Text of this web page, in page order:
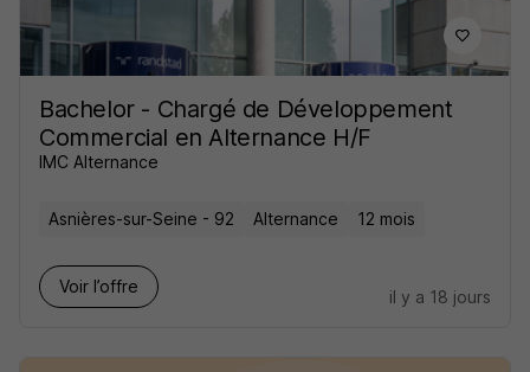
Bachelor - Chargé de Développement
Commercial en Alternance H/F
IMC Alternance
Asnières-sur-Seine - 92 Alternance 12 mois
Voir l’offre
il y a 18 jours